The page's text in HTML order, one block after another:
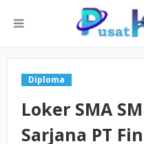
Diploma
Loker SMA
Sarjana PT